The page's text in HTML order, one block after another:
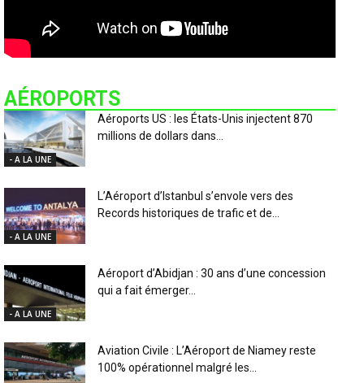
AÉROPORTS
- A LA UNE
Aéroports US : les États-Unis injectent 870
millions de dollars dans...
- A LA UNE
L’Aéroport d’Istanbul s’envole vers des
Records historiques de trafic et de...
- A LA UNE
Aéroport d’Abidjan : 30 ans d’une concession
qui a fait émerger...
Aviation Civile : L’Aéroport de Niamey reste
100% opérationnel malgré les...